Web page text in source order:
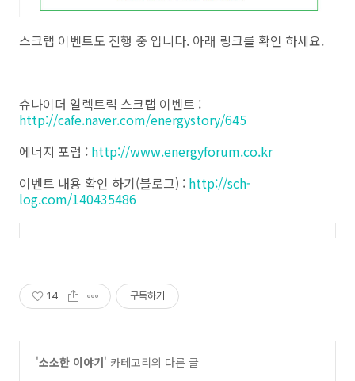
스크랩 이벤트도 진행 중 입니다. 아래 링크를 확인 하세요.
슈나이더 일렉트릭 스크랩 이벤트 :
http://cafe.naver.com/energystory/645
에너지 포럼 : http://www.energyforum.co.kr
이벤트 내용 확인 하기(블로그) : http://sch-
log.com/140435486
14 구독하기
'소소한 이야기' 카테고리의 다른 글